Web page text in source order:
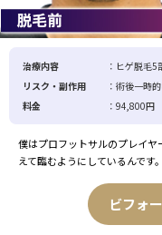
治療内容
：ヒゲ脱毛
リスク・副作用
：術後一時
料金
：94,800円
僕はプロフットサルのプレイ
えて臨むようにしているんで
ビフォ